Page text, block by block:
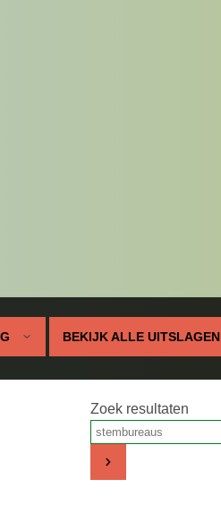
BEKIJK ALLE UITSLAGEN
Zoek resultaten